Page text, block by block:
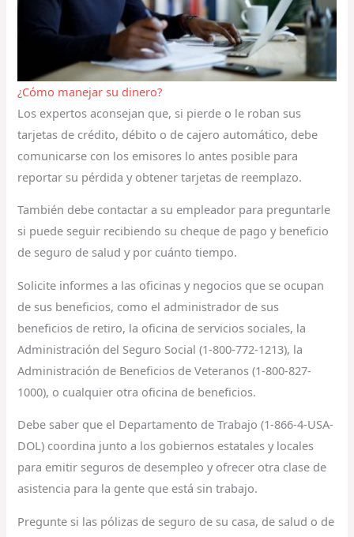
¿Cómo manejar su dinero?
Los expertos aconsejan que, si pierde o le roban sus
tarjetas de crédito, débito o de cajero automático, debe
comunicarse con los emisores lo antes posible para
reportar su pérdida y obtener tarjetas de reemplazo.
También debe contactar a su empleador para preguntarle
si puede seguir recibiendo su cheque de pago y beneficio
de seguro de salud y por cuánto tiempo.
Solicite informes a las oficinas y negocios que se ocupan
de sus beneficios, como el administrador de sus
beneficios de retiro, la oficina de servicios sociales, la
Administración del Seguro Social (1-800-772-1213), la
Administración de Beneficios de Veteranos (1-800-827-
1000), o cualquier otra oficina de beneficios.
Debe saber que el Departamento de Trabajo (1-866-4-USA-
DOL) coordina junto a los gobiernos estatales y locales
para emitir seguros de desempleo y ofrecer otra clase de
asistencia para la gente que está sin trabajo.
Pregunte si las pólizas de seguro de su casa, de salud o de